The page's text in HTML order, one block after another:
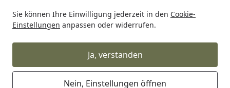
Sie können Ihre Einwilligung jederzeit in den Cookie-
Einstellungen anpassen oder widerrufen.
Ja, verstanden
Nein, Einstellungen öffnen
Startseite
BTR Born to Ride BTR Montageständer BTR Motocross
BTR Scherenhebebühne für